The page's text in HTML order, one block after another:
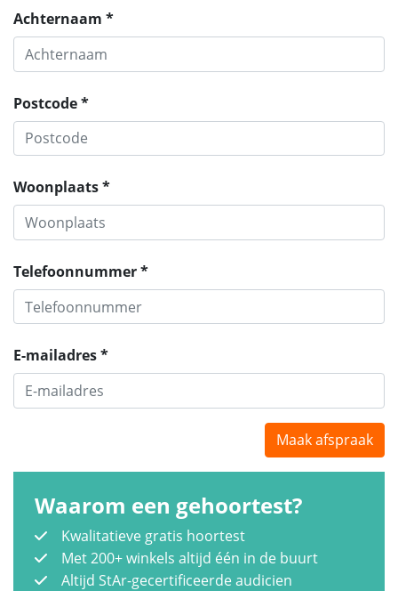
Achternaam *
Postcode *
Woonplaats *
Telefoonnummer *
E-mailadres *
Maak afspraak
Waarom een gehoortest?
Kwalitatieve gratis hoortest
Met 200+ winkels altijd één in de buurt
Altijd StAr-gecertificeerde audicien